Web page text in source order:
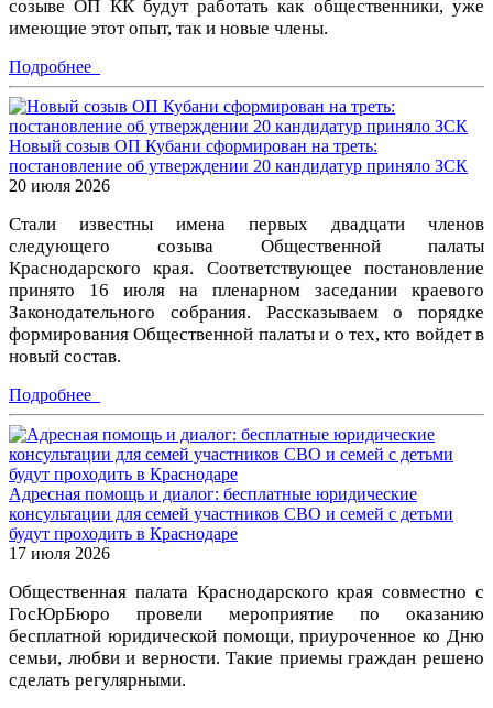
созыве ОП КК будут работать как общественники, уже
имеющие этот опыт, так и новые члены.
Подробнее
Новый созыв ОП Кубани сформирован на треть:
постановление об утверждении 20 кандидатур приняло ЗСК
20 июля 2026
Стали известны имена первых двадцати членов
следующего созыва Общественной палаты
Краснодарского края. Соответствующее постановление
принято 16 июля на пленарном заседании краевого
Законодательного собрания. Рассказываем о порядке
формирования Общественной палаты и о тех, кто войдет в
новый состав.
Подробнее
Адресная помощь и диалог: бесплатные юридические
консультации для семей участников СВО и семей с детьми
будут проходить в Краснодаре
17 июля 2026
Общественная палата Краснодарского края совместно с
ГосЮрБюро провели мероприятие по оказанию
бесплатной юридической помощи, приуроченное ко Дню
семьи, любви и верности. Такие приемы граждан решено
сделать регулярными.